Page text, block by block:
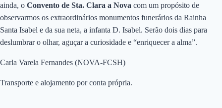
ainda, o Convento de Sta. Clara a Nova com um propósito de
observarmos os extraordinários monumentos funerários da Rainha
Santa Isabel e da sua neta, a infanta D. Isabel. Serão dois dias para
deslumbrar o olhar, aguçar a curiosidade e “enriquecer a alma”.
Carla Varela Fernandes (NOVA-FCSH)
Transporte e alojamento por conta própria.